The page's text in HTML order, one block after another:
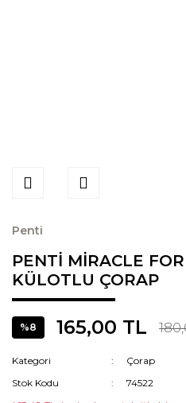
Penti
PENTİ MİRACLE
KÜLOTLU ÇORAP
%8 165,00 TL
Kategori
Çorap
Stok Kodu
74522